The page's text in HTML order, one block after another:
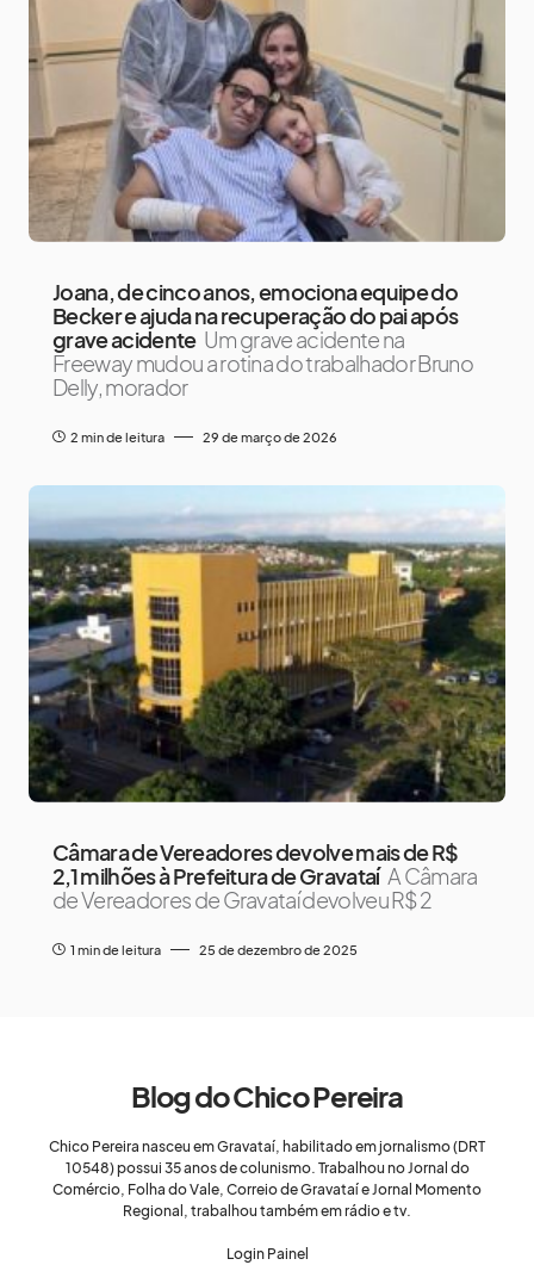
Joana, de cinco anos, emociona equipe do
Becker e ajuda na recuperação do pai após
grave acidente Um grave acidente na
Freeway mudou a rotina do trabalhador Bruno
Delly, morador
2 min de leitura 29 de março de 2026
Câmara de Vereadores devolve mais de R$
2,1 milhões à Prefeitura de Gravataí A Câmara
de Vereadores de Gravataí devolveu R$ 2
1 min de leitura 25 de dezembro de 2025
Blog do Chico Pereira
Chico Pereira nasceu em Gravataí, habilitado em jornalismo (DRT
10548) possui 35 anos de colunismo. Trabalhou no Jornal do
Comércio, Folha do Vale, Correio de Gravataí e Jornal Momento
Regional, trabalhou também em rádio e tv.
Login Painel